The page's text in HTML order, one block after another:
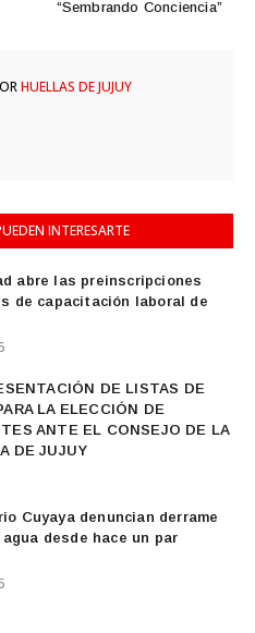
“Sembrando Conciencia”
HUELLAS DE JUJUY
INTERESARTE
abre las preinscripciones
de capacitación laboral de
DE LISTAS DE
LA ELECCIÓN DE
ANTE EL CONSEJO DE LA
DE JUJUY
Cuyaya denuncian derrame
desde hace un par